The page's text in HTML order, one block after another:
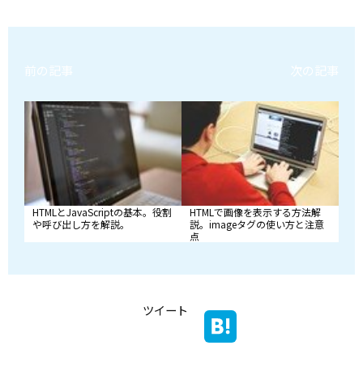
前の記事
HTMLとJavaScriptの基本。役割
や呼び出し方を解説。
次の記事
HTMLで画像を表示する方法解
説。imageタグの使い方と注意
点
ツイート